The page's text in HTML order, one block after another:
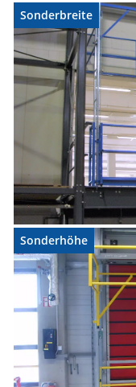
Sonderbreite
Sonderhöhe